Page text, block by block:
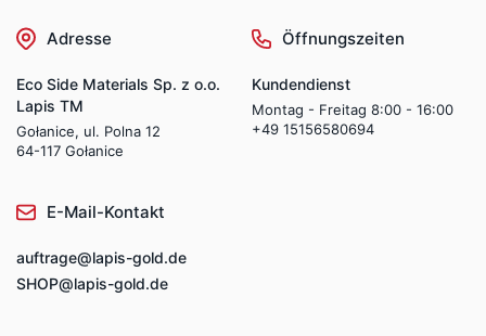
Adresse
Eco Side Materials Sp. z o.o.
Lapis TM
Gołanice, ul. Polna 12
64-117 Gołanice
Öffnungszeiten
Kundendienst
Montag - Freitag 8:00 - 16:00
+49 15156580694
E-Mail-Kontakt
auftrage@lapis-gold.de
SHOP@lapis-gold.de